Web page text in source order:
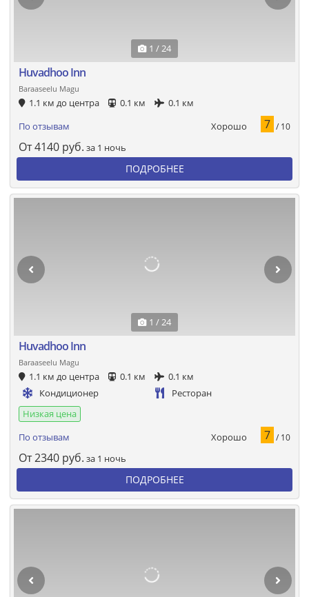
1 / 24
Huvadhoo Inn
Baraaseelu Magu
1.1 км до центра 0.1 км
0.1 км
По отзывам
Хорошо 7 / 10
От4140 руб. за 1 ночь
ПОДРОБНЕЕ
1 / 24
Huvadhoo Inn
Baraaseelu Magu
1.1 км до центра 0.1 км
0.1 км
Кондиционер
Ресторан
Низкая цена
По отзывам
Хорошо 7 / 10
От2340 руб. за 1 ночь
ПОДРОБНЕЕ